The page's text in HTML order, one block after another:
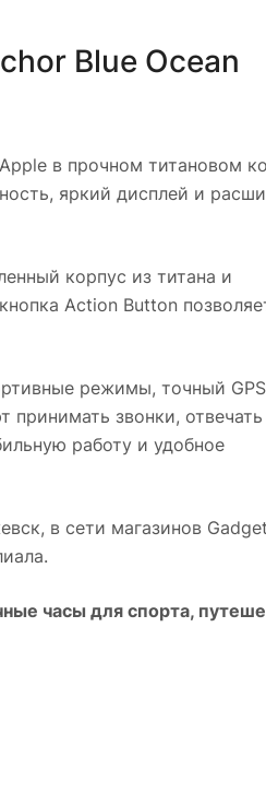
Blue Ocean
в прочном титановом
яркий дисплей и
корпус из титана и
Action Button
режимы, точный
принимать звонки, отвечать
работу и удобное
, в сети магазинов
часы для спорта,